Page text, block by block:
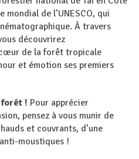
mondial de l’UNESCO, qui
À travers
découvrirez
de la forêt tropicale
et émotion ses premiers
! Pour apprécier
pensez à vous munir de
et couvrants, d’une
moustiques !